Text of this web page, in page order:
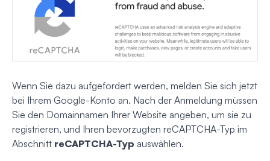
Wenn Sie dazu aufgefordert werden, melden Sie sich jetzt
bei Ihrem Google-Konto an. Nach der Anmeldung müssen
Sie den Domainnamen Ihrer Website angeben, um sie zu
registrieren, und Ihren bevorzugten reCAPTCHA-Typ im
Abschnitt reCAPTCHA-Typ auswählen.